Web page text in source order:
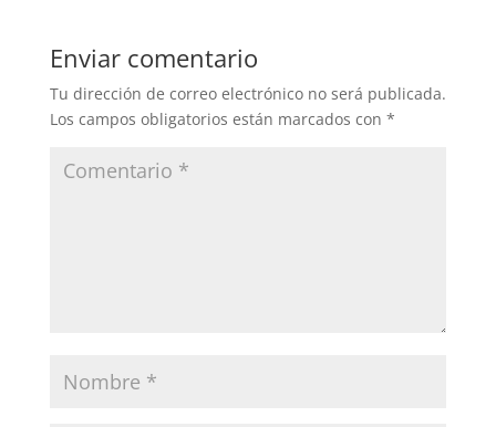
Enviar comentario
Tu dirección de correo electrónico no será publicada.
Los campos obligatorios están marcados con *